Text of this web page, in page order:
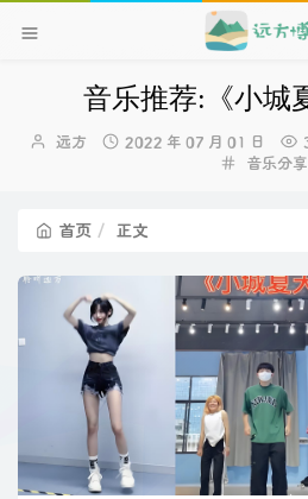
音乐推荐:《小城
博
远方
发
2022 年 07 月 01 日
分
音乐分享
首页 正文